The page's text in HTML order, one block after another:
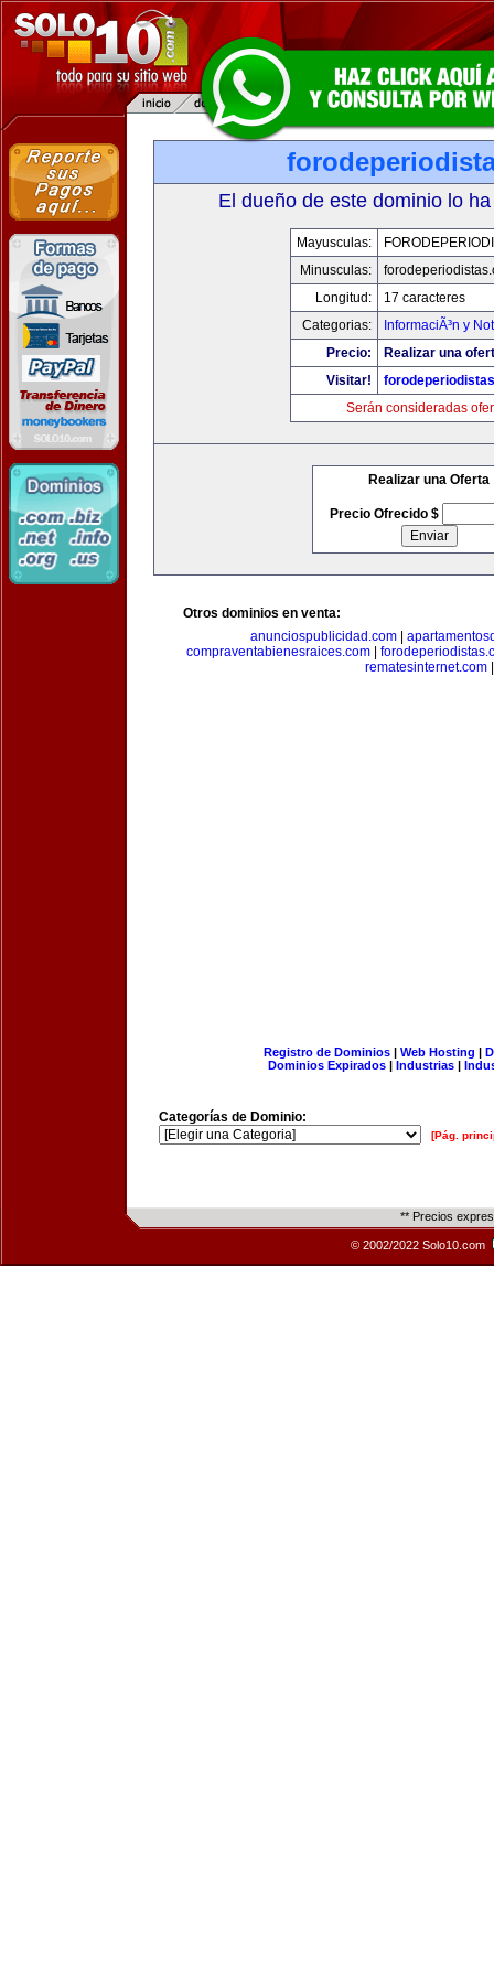
El dueño de este dominio lo
Mayusculas:
Minusculas:
Longitud:
17 caracteres
Categorias:
InformaciÃ³n y
Precio:
Realizar una
Visitar!
Serán consideradas
Realizar una Oferta
Precio Ofrecido $
Otros dominios en venta:
anunciospublicidad.com|
compraventabienesraices.com
rematesinternet.com|
Registro de Dominios| Web Hosting |
Dominios Expirados | Industrias |
Categorías de Dominio:
[Pág.
** Precios
© 2002/2022 Solo10.com